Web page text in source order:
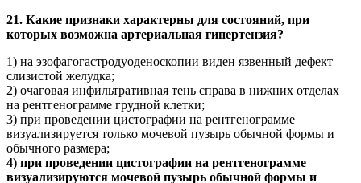
21. Какие признаки характерны для состояний, при
которых возможна артериальная гипертензия?
1) на эзофагогастродуоденоскопии виден язвенный дефект
слизистой желудка;
2) очаговая инфильтративная тень справа в нижних отделах
на рентгенограмме грудной клетки;
3) при проведении цистографии на рентгенограмме
визуализируется только мочевой пузырь обычной формы и
обычного размера;
4) при проведении цистографии на рентгенограмме
визуализируются мочевой пузырь обычной формы и